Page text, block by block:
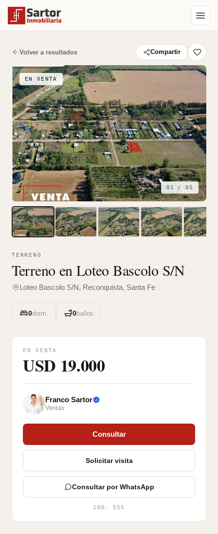
Volver a resultados Compartir
EN VENTA
01 / 05
TERRENO
Terreno en Loteo Bascolo S/N
Loteo Bascolo S/N, Reconquista, Santa Fe
0dorm. 0baños
EN VENTA
USD 19.000
Franco Sartor
Ventas
Consultar
Solicitar visita
Consultar por WhatsApp
COD. 555